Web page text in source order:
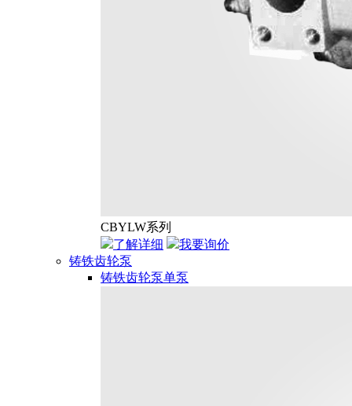
CBYLW系列
了解详细
我要询价
铸铁齿轮泵
铸铁齿轮泵单泵